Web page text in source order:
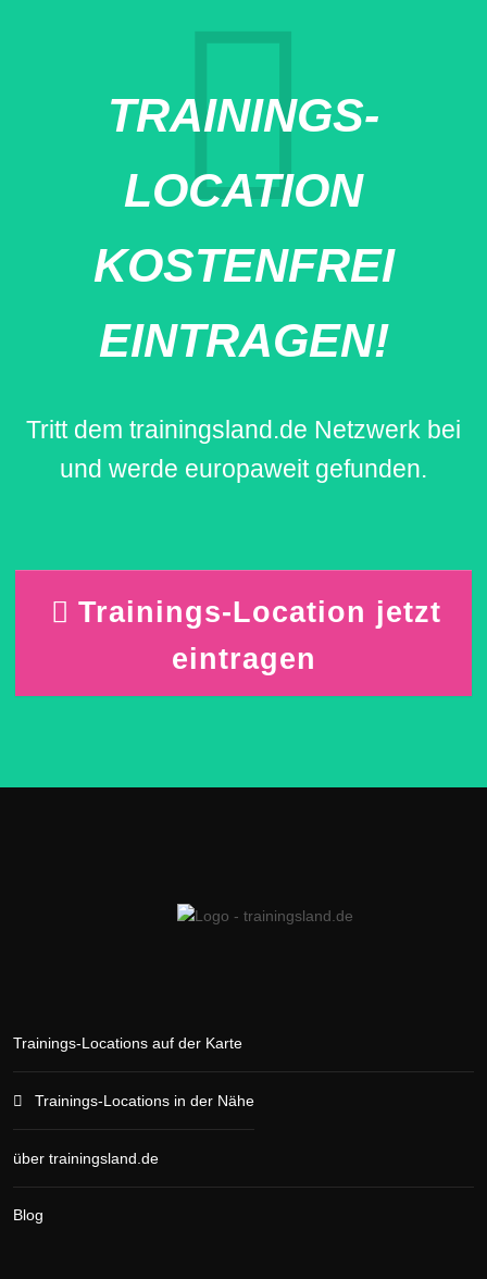
TRAININGS-
LOCATION
KOSTENFREI
EINTRAGEN!
Tritt dem trainingsland.de Netzwerk bei
und werde europaweit gefunden.
Trainings-Location jetzt
eintragen
Trainings-Locations auf der Karte
Trainings-Locations in der Nähe
über trainingsland.de
Blog